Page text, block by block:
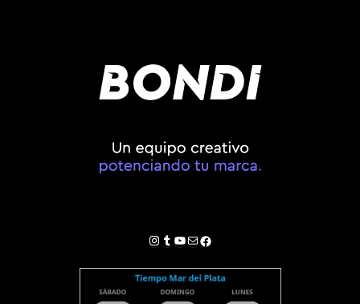
Instagram
Tumblr
YouTube
Correo electrónico
Facebook